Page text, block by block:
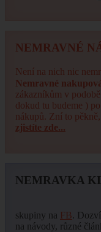
NEMRAVNÉ
Není na nich nic
Nemravné
zákazníkům v
dokud tu budeme )
nákupů. Zní to
zjistíte zde...
NEMRAVKA
skupiny na FB.
na návody, různé